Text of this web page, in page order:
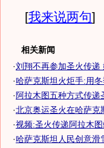
[我来说两句]
相关新闻
·刘翔不再参加圣火传递
·哈萨克斯坦火炬手:用冬
· 阿拉木图五种方式传递
·北京奥运圣火在哈萨克
·视频:圣火传递阿拉木
·哈萨克斯坦人民创意滑